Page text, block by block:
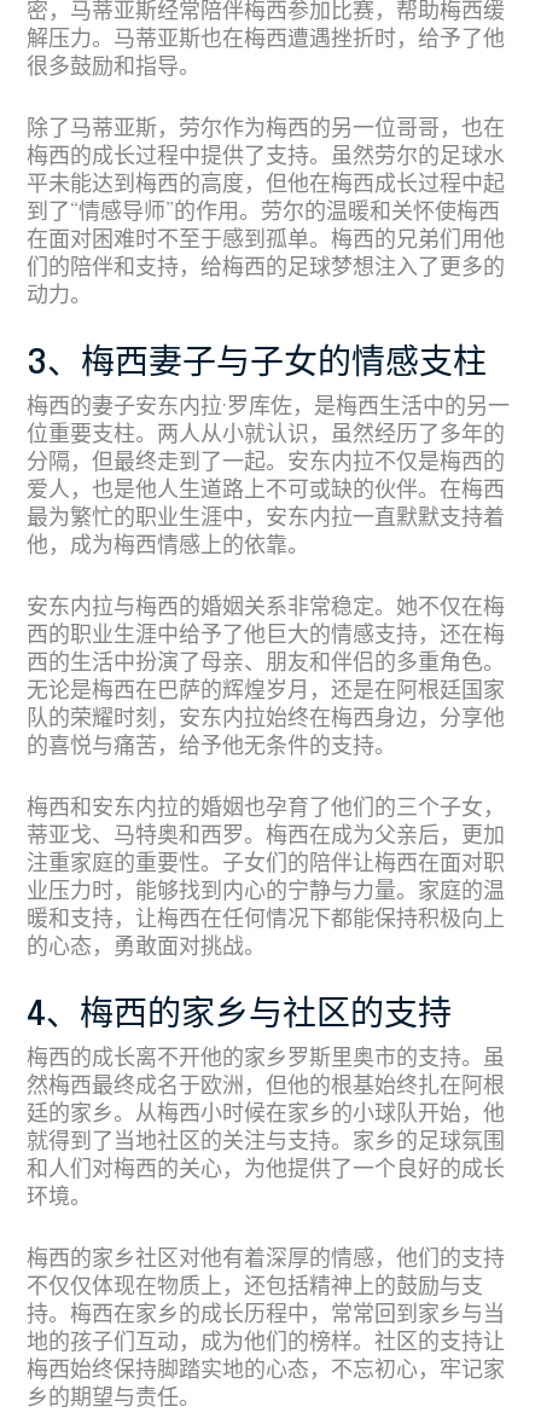
密，马蒂亚斯经常陪伴梅西参加比赛，帮助梅西缓
解压力。马蒂亚斯也在梅西遭遇挫折时，给予了他
很多鼓励和指导。
除了马蒂亚斯，劳尔作为梅西的另一位哥哥，也在
梅西的成长过程中提供了支持。虽然劳尔的足球水
平未能达到梅西的高度，但他在梅西成长过程中起
到了“情感导师”的作用。劳尔的温暖和关怀使梅西
在面对困难时不至于感到孤单。梅西的兄弟们用他
们的陪伴和支持，给梅西的足球梦想注入了更多的
动力。
3、梅西妻子与子女的情感支柱
梅西的妻子安东内拉·罗库佐，是梅西生活中的另一
位重要支柱。两人从小就认识，虽然经历了多年的
分隔，但最终走到了一起。安东内拉不仅是梅西的
爱人，也是他人生道路上不可或缺的伙伴。在梅西
最为繁忙的职业生涯中，安东内拉一直默默支持着
他，成为梅西情感上的依靠。
安东内拉与梅西的婚姻关系非常稳定。她不仅在梅
西的职业生涯中给予了他巨大的情感支持，还在梅
西的生活中扮演了母亲、朋友和伴侣的多重角色。
无论是梅西在巴萨的辉煌岁月，还是在阿根廷国家
队的荣耀时刻，安东内拉始终在梅西身边，分享他
的喜悦与痛苦，给予他无条件的支持。
梅西和安东内拉的婚姻也孕育了他们的三个子女，
蒂亚戈、马特奥和西罗。梅西在成为父亲后，更加
注重家庭的重要性。子女们的陪伴让梅西在面对职
业压力时，能够找到内心的宁静与力量。家庭的温
暖和支持，让梅西在任何情况下都能保持积极向上
的心态，勇敢面对挑战。
4、梅西的家乡与社区的支持
梅西的成长离不开他的家乡罗斯里奥市的支持。虽
然梅西最终成名于欧洲，但他的根基始终扎在阿根
廷的家乡。从梅西小时候在家乡的小球队开始，他
就得到了当地社区的关注与支持。家乡的足球氛围
和人们对梅西的关心，为他提供了一个良好的成长
环境。
梅西的家乡社区对他有着深厚的情感，他们的支持
不仅仅体现在物质上，还包括精神上的鼓励与支
持。梅西在家乡的成长历程中，常常回到家乡与当
地的孩子们互动，成为他们的榜样。社区的支持让
梅西始终保持脚踏实地的心态，不忘初心，牢记家
乡的期望与责任。